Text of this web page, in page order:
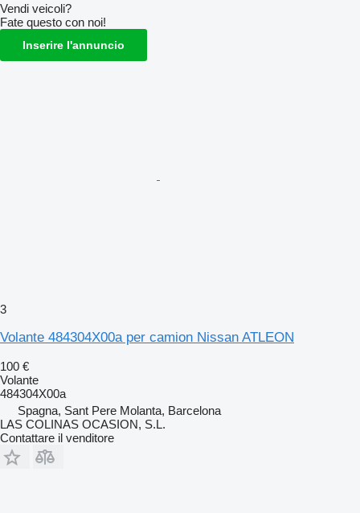
Vendi veicoli?
Fate questo con noi!
Inserire l'annuncio
3
Volante 484304X00a per camion Nissan ATLEON
100 €
Volante
484304X00a
Spagna, Sant Pere Molanta, Barcelona
LAS COLINAS OCASION, S.L.
Contattare il venditore